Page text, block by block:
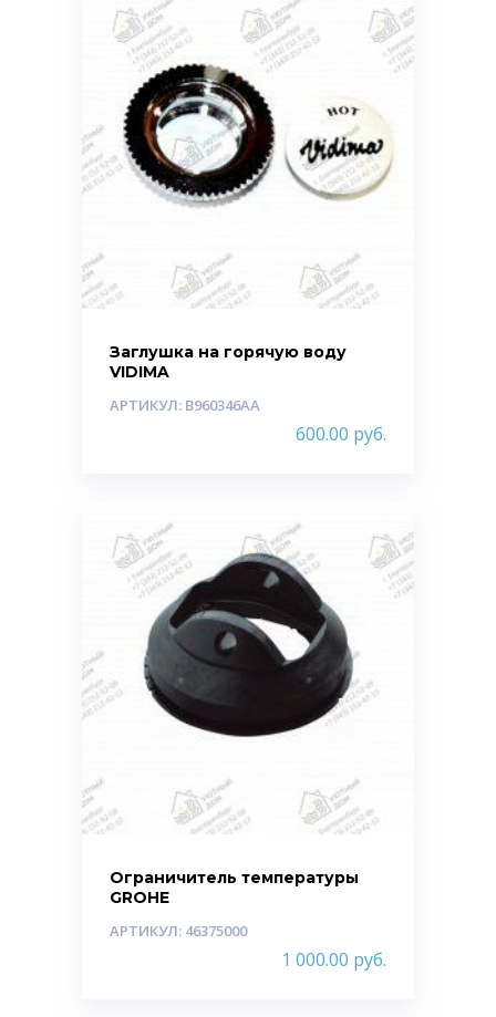
Заглушка на горячую воду
VIDIMA
АРТИКУЛ: B960346AA
600.00 руб.
Ограничитель температуры
GROHE
АРТИКУЛ: 46375000
1 000.00 руб.